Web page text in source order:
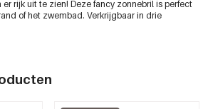
rijk uit te zien! Deze fancy zonnebril is perfect
of het zwembad. Verkrijgbaar in drie